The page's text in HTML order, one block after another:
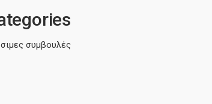
συμβουλές